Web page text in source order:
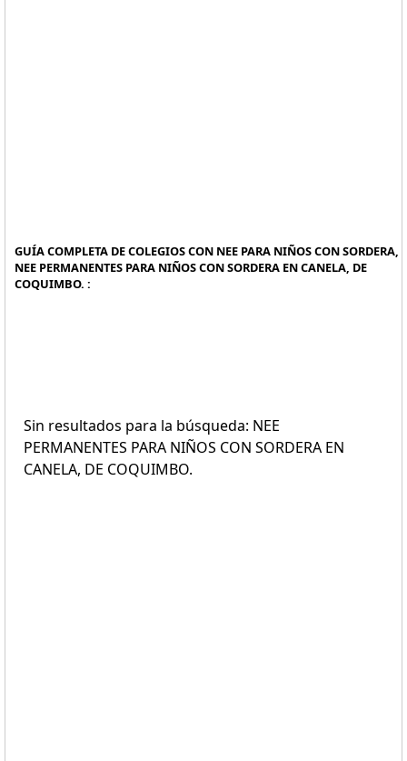
GUÍA COMPLETA DE COLEGIOS CON NEE PARA NIÑOS CON SORDERA,
NEE PERMANENTES PARA NIÑOS CON SORDERA EN CANELA, DE
COQUIMBO. :
Sin resultados para la búsqueda: NEE
PERMANENTES PARA NIÑOS CON SORDERA EN
CANELA, DE COQUIMBO.